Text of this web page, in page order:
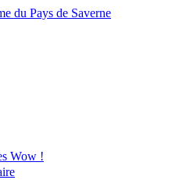
Wow !